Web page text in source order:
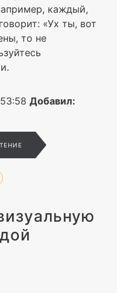
каждый,
«Ух ты, вот
то не
Добавил: